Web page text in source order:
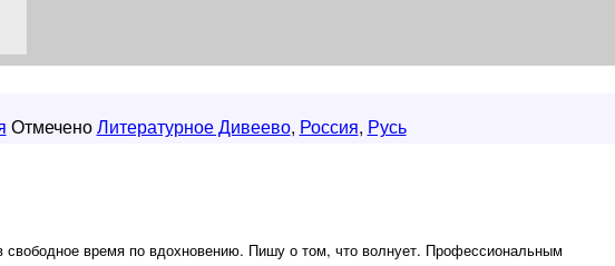
ОтмеченоЛитературное Дивеево, Россия, Русь
время по вдохновению. Пишу о том, что волнует. Профессиональным